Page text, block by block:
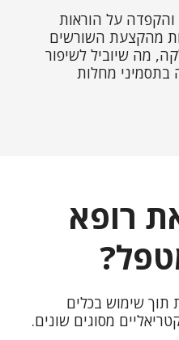
והקפדה על הוראות
מהקצעת השורשים
מה שיוביל לשיפור
בתסמיני מחלות
רופא
שימוש בכלים
מסוגים שונים.